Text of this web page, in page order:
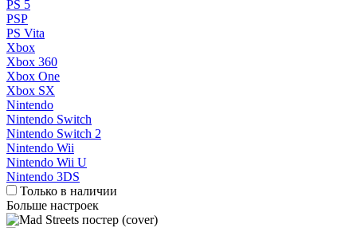
PS 5
PSP
PS Vita
Xbox
Xbox 360
Xbox One
Xbox SX
Nintendo
Nintendo Switch
Nintendo Switch 2
Nintendo Wii
Nintendo Wii U
Nintendo 3DS
Только в наличии
Больше настроек